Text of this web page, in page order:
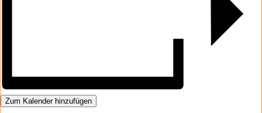
Zum Kalender hinzufügen